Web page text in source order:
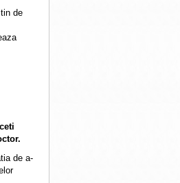
de
de a-